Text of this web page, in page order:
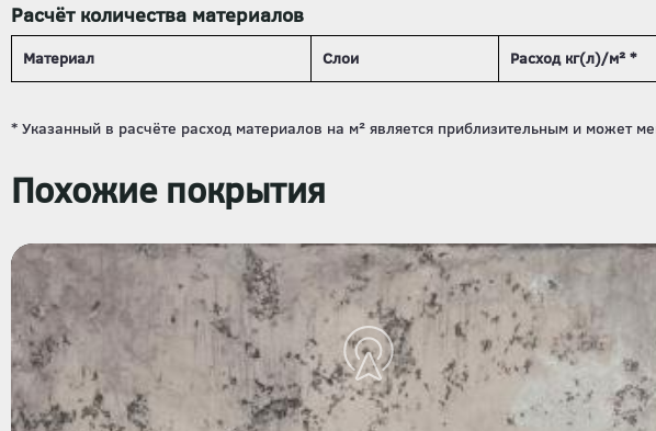
Расчёт количества материалов
Материал Слои Расход кг(л)/м² *
Похожие покрытия